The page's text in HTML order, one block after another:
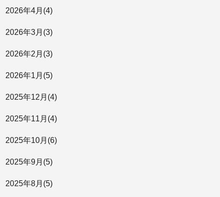
2026年4月 (4)
2026年3月 (3)
2026年2月 (3)
2026年1月 (5)
2025年12月 (4)
2025年11月 (4)
2025年10月 (6)
2025年9月 (5)
2025年8月 (5)